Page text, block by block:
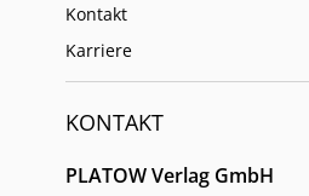
Kontakt
Karriere
KONTAKT
PLATOW Verlag GmbH